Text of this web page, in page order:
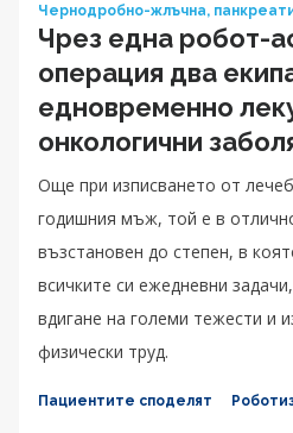
Чернодробно-жлъчна,
Чрез една робот-
операция два
едновременно
онкологични
Още при изписването от
годишния мъж, той е в
възстановен до степен, в
всичките си ежедневни
вдигане на големи тежести и
физически труд.
Пациентите споделят